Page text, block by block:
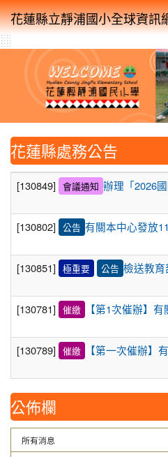
花蓮縣立靜浦國小全球資訊
花蓮縣處務公告
[130849] 會議通知 辦理「2026
[130802] 公告 有關本中心發放
[130851] 極重要 公告 檢送教
[130781] 催繳 【第1次催辦】
[130789] 催繳 【第一次催辦】
公佈欄
所有消息